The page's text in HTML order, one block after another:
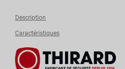
Description
Caractéristiques